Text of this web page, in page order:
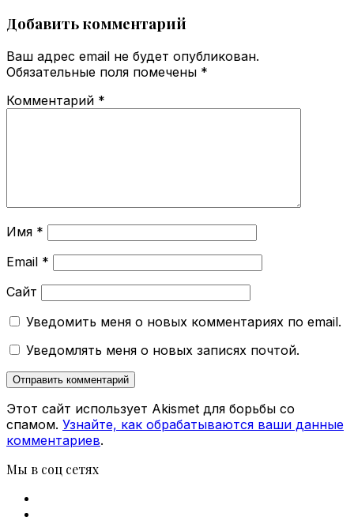
Добавить комментарий
Ваш адрес email не будет опубликован.
Обязательные поля помечены *
Комментарий *
Имя *
Email *
Сайт
Уведомить меня о новых комментариях по email.
Уведомлять меня о новых записях почтой.
Этот сайт использует Akismet для борьбы со
спамом. Узнайте, как обрабатываются ваши данные
комментариев.
Мы в соц сетях